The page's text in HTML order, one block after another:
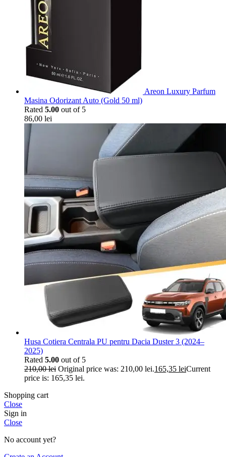
Areon Luxury Parfum
Masina Odorizant Auto (Gold 50 ml)
Rated 5.00 out of 5
86,00 lei
Husa Cotiera Centrala PU pentru Dacia Duster 3 (2024–
2025)
Rated 5.00 out of 5
210,00lei Original price was: 210,00 lei.165,35 leiCurrent
price is: 165,35 lei.
Shopping cart
Close
Sign in
Close
No account yet?